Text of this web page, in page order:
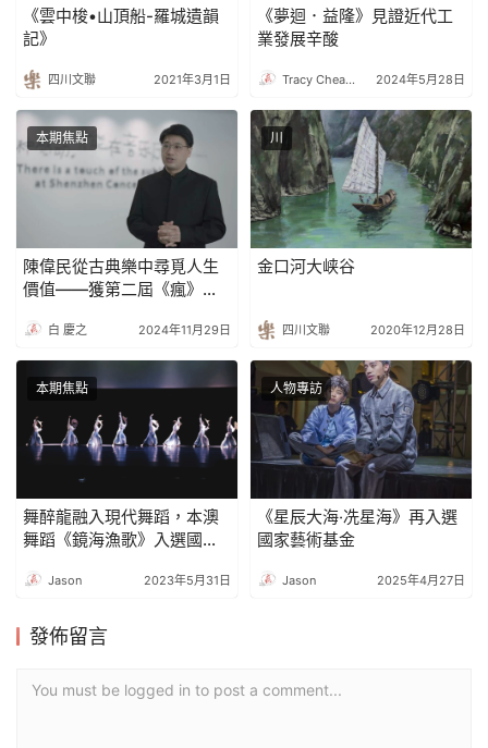
《雲中梭•山頂船-羅城遺韻
記》
四川文聯 2021年3月1日
《夢迴．益隆》見證近代工
業發展辛酸
Tracy Cheang 2024年5月28日
本期焦點
陳偉民從古典樂中尋覓人生
價值——獲第二屆《瘋》年
白 慶之 2024年11月29日
川
金口河大峡谷
四川文聯 2020年12月28日
本期焦點
舞醉龍融入現代舞蹈，本澳
舞蹈《鏡海漁歌》入選國家
Jason 2023年5月31日
人物專訪
《星辰大海‧冼星海》再入選
國家藝術基金
Jason 2025年4月27日
發佈留言
You must be logged in to post a comment...